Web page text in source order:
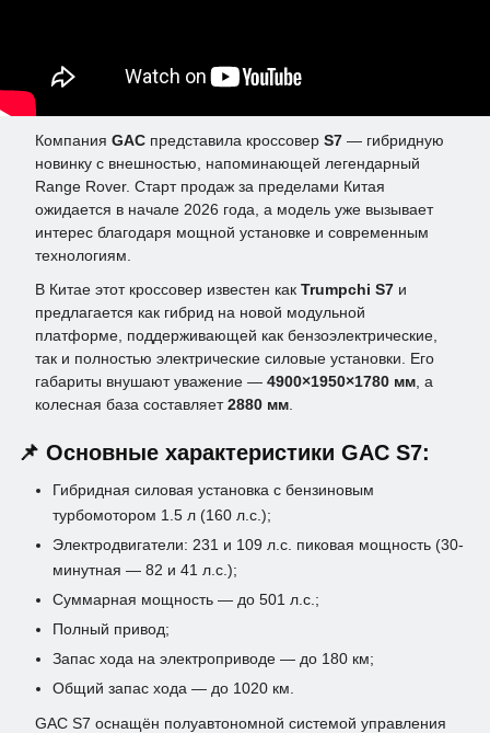
Компания GAC представила кроссовер S7 — гибридную
новинку с внешностью, напоминающей легендарный
Range Rover. Старт продаж за пределами Китая
ожидается в начале 2026 года, а модель уже вызывает
интерес благодаря мощной установке и современным
технологиям.
В Китае этот кроссовер известен как Trumpchi S7 и
предлагается как гибрид на новой модульной
платформе, поддерживающей как бензоэлектрические,
так и полностью электрические силовые установки. Его
габариты внушают уважение — 4900×1950×1780 мм , а
колесная база составляет2880 мм
📌 Основные характеристики GAC S7:
Гибридная силовая установка с бензиновым
турбомотором 1.5 л (160 л.с.);
Электродвигатели: 231 и 109 л.с. пиковая мощность (30-
минутная — 82 и 41 л.с.);
Суммарная мощность — до 501 л.с.;
Полный привод;
Запас хода на электроприводе — до 180 км;
Общий запас хода — до 1020 км.
GAC S7 оснащён полуавтономной системой управления